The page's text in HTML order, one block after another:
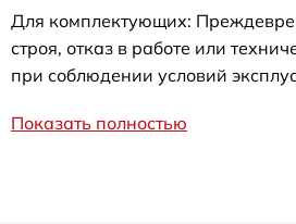
Для комплектующих:
строя, отказ в работе или
при соблюдении условий
Показать полностью